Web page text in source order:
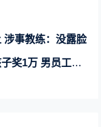
涉事教练：没露脸
员工妻子奖6666元